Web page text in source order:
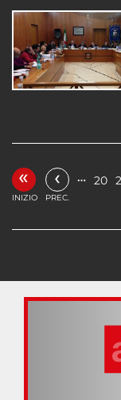
«
INIZIO
‹
PREC.
… 20